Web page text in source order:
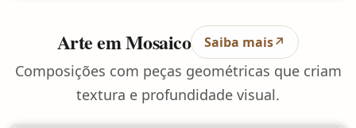
Arte em Mosaico Saiba mais↗
Composições com peças geométricas que criam
textura e profundidade visual.